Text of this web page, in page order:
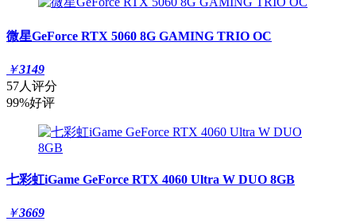
微星GeForce RTX 5060 8G GAMING TRIO OC
￥3149
57人评分
99%好评
七彩虹iGame GeForce RTX 4060 Ultra W DUO 8GB
￥3669